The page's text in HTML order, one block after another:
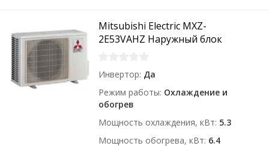
Mitsubishi Electric MXZ-
2E53VAHZ Наружный блок
Инвертор Да
Режим работы Охлаждение и
обогрев
Мощность охлаждения, кВт 5.3
Мощность обогрева, кВт 6.4